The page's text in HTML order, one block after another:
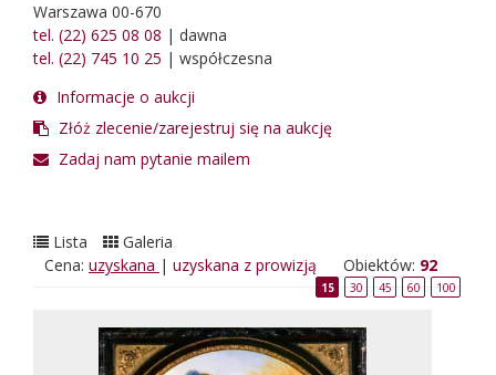
Warszawa 00-670
tel. (22) 625 08 08 | dawna
tel. (22) 745 10 25 | współczesna
Informacje o aukcji
Złóż zlecenie/zarejestruj się na aukcję
Zadaj nam pytanie mailem
Lista
Galeria
Cena: uzyskana | uzyskana z prowizją Obiektów: 92
15 30 45 60 100